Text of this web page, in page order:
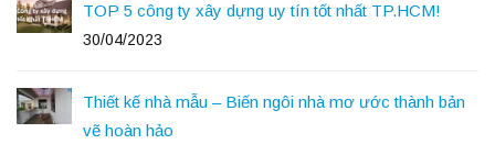
TOP 5 công ty xây dựng uy tín tốt nhất TP.HCM!
30/04/2023
Thiết kế nhà mẫu – Biến ngôi nhà mơ ước thành bản
vẽ hoàn hảo